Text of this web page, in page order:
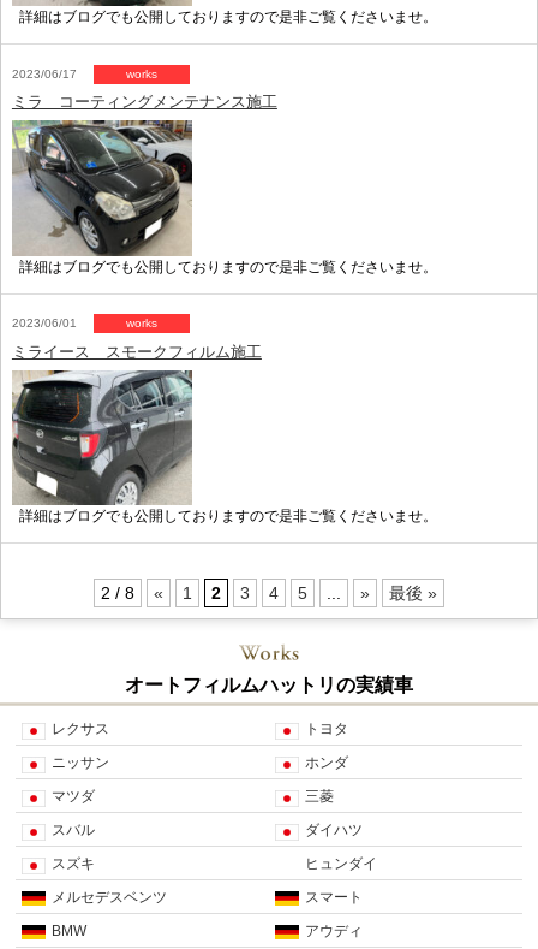
詳細はブログでも公開しておりますので是非ご覧くださいませ。
2023/06/17 works
ミラ コーティングメンテナンス施工
詳細はブログでも公開しておりますので是非ご覧くださいませ。
2023/06/01 works
ミライース スモークフィルム施工
詳細はブログでも公開しておりますので是非ご覧くださいませ。
2 / 8 « 1 2 3 4 5 » 最後 »
オートフィルムハットリの実績車
レクサス
トヨタ
ニッサン
ホンダ
マツダ
三菱
スバル
ダイハツ
スズキ
ヒュンダイ
メルセデスベンツ
スマート
BMW
アウディ